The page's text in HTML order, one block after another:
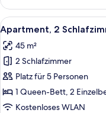
1
Schlafzimmer
(2
people)
Alle
Fotos
für
Apartment,
2 Schlafzimmer
(5
people)
9
Apartment, 2
45 m²
2 Schlafzimmer
Platz für 5 Personen
1 Queen-Bett, 2
Kostenloses WLAN